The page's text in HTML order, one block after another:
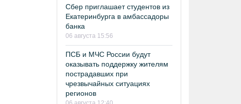
Сбер приглашает студентов из
Екатеринбурга в амбассадоры
банка
06 августа 15:56
ПСБ и МЧС России будут
оказывать поддержку жителям
пострадавших при
чрезвычайных ситуациях
регионов